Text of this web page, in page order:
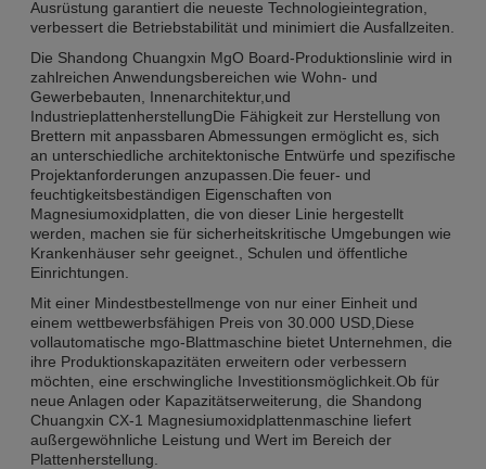
Ausrüstung garantiert die neueste Technologieintegration,
verbessert die Betriebstabilität und minimiert die Ausfallzeiten.
Die Shandong Chuangxin MgO Board-Produktionslinie wird in
zahlreichen Anwendungsbereichen wie Wohn- und
Gewerbebauten, Innenarchitektur,und
IndustrieplattenherstellungDie Fähigkeit zur Herstellung von
Brettern mit anpassbaren Abmessungen ermöglicht es, sich
an unterschiedliche architektonische Entwürfe und spezifische
Projektanforderungen anzupassen.Die feuer- und
feuchtigkeitsbeständigen Eigenschaften von
Magnesiumoxidplatten, die von dieser Linie hergestellt
werden, machen sie für sicherheitskritische Umgebungen wie
Krankenhäuser sehr geeignet., Schulen und öffentliche
Einrichtungen.
Mit einer Mindestbestellmenge von nur einer Einheit und
einem wettbewerbsfähigen Preis von 30.000 USD,Diese
vollautomatische mgo-Blattmaschine bietet Unternehmen, die
ihre Produktionskapazitäten erweitern oder verbessern
möchten, eine erschwingliche Investitionsmöglichkeit.Ob für
neue Anlagen oder Kapazitätserweiterung, die Shandong
Chuangxin CX-1 Magnesiumoxidplattenmaschine liefert
außergewöhnliche Leistung und Wert im Bereich der
Plattenherstellung.